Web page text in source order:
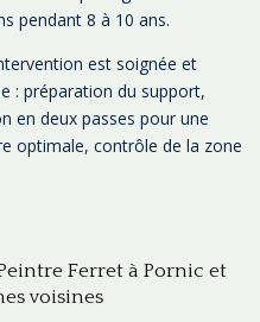
pendant 8 à 10 ans.
est soignée et
: préparation du support,
en deux passes pour une
optimale, contrôle de la zone
Ferret à Pornic et
voisines